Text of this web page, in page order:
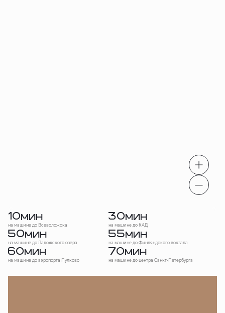
10мин
на машине до Всеволожска
30мин
на машине до КАД
50мин
на машине до Ладожского озера
55мин
на машине до Финляндского вокзала
60мин
на машине до аэропорта Пулково
70мин
на машине до центра Санкт-Петербурга